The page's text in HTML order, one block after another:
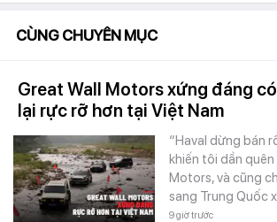
CÙNG CHUYÊN MỤC
Great Wall Motors xứng đáng
lại rực rỡ hơn tại Việt Nam
“Haval dừng bán
khiến tôi dần quên
Motors, và cũng
sang Trung Quốc
9 giờ trước